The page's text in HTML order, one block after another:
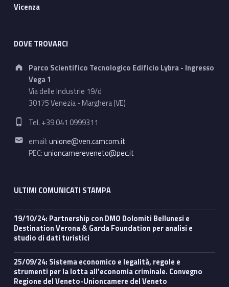
Vicenza
DOVE TROVARCI
Address:
Parco Scientifico Tecnologico Edificio Lybra - Ingresso
Vega 1
Via delle Industrie 19/d
30175 Venezia - Marghera (VE)
Phone number:
Tel. +39 041 0999311
Email address:
email:unione@ven.camcom.it
PEC:unioncamereveneto@pec.it
ULTIMI COMUNICATI STAMPA
19/10/24: Partnership con DMO Dolomiti Bellunesi e
Destination Verona & Garda Foundation per analisi e
studio di dati turistici
25/09/24: Sistema economico e legalità, regole e
strumenti per la lotta all’economia criminale. Convegno
Regione del Veneto-Unioncamere del Veneto